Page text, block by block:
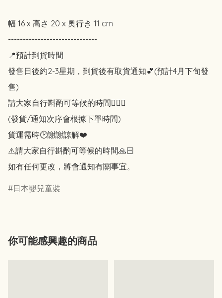
幅 16 x 高さ 20 x 奥行き 11 cm
------------------------------
📍預計到貨時間
發售日後約2-3星期，到貨後有取貨通知💕(預計4月下旬發
售)
請大家自行斟酌可等候的時間🙇🏻‍♀️
(發貨/通知次序會根據下單時間)
貨運需時🕑謝謝諒解❤️
⚠️請大家自行斟酌可等候的時間🙏🏻
如有任何更改，將會通知有關事宜。
日本嬰兒童裝
你可能感興趣的商品